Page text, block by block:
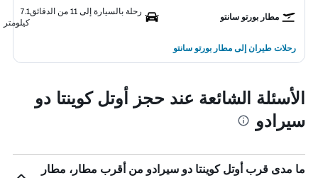
مطار بورتو سانتو
رحلة بالسيارة إلى 11 من الدقائق
7.1
كيلومتر
رحلات طيران إلى مطار بورتو سانتو
الأسئلة الشائعة عند حجز أوتل كوينتا دو
سيرادو
ما مدى قرب أوتل كوينتا دو سيرادو من أقرب مطار، مطار